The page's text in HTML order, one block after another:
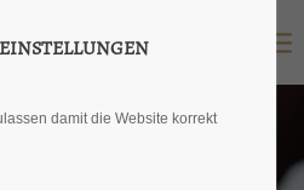
damit die Website korrekt